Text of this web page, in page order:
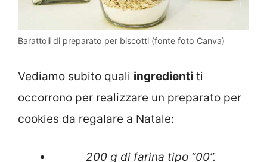
Barattoli di preparato per biscotti (fonte foto Canva)
Vediamo subito quali ingredienti ti
occorrono per realizzare un preparato per
cookies da regalare a Natale:
200 g di farina tipo “00”.